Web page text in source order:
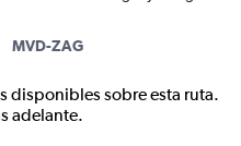
MVD-ZAG
disponibles sobre esta ruta.
adelante.